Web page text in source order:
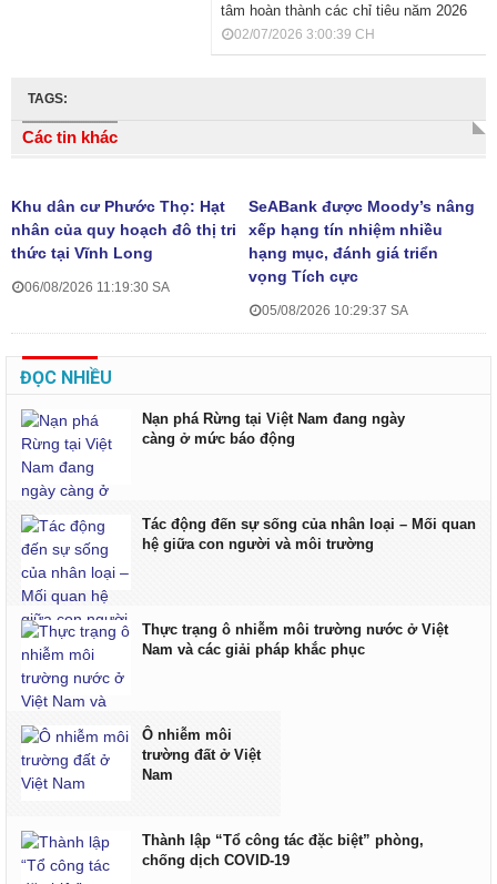
tâm hoàn thành các chỉ tiêu năm 2026
02/07/2026 3:00:39 CH
TAGS:
Các tin khác
Khu dân cư Phước Thọ: Hạt
nhân của quy hoạch đô thị tri
thức tại Vĩnh Long
06/08/2026 11:19:30 SA
SeABank được Moody’s nâng
xếp hạng tín nhiệm nhiều
hạng mục, đánh giá triển
vọng Tích cực
05/08/2026 10:29:37 SA
ĐỌC NHIỀU
Nạn phá Rừng tại Việt Nam đang ngày
càng ở mức báo động
Tác động đến sự sống của nhân loại – Mối quan
hệ giữa con người và môi trường
Thực trạng ô nhiễm môi trường nước ở Việt
Nam và các giải pháp khắc phục
Ô nhiễm môi
trường đất ở Việt
Nam
Thành lập “Tổ công tác đặc biệt” phòng,
chống dịch COVID-19